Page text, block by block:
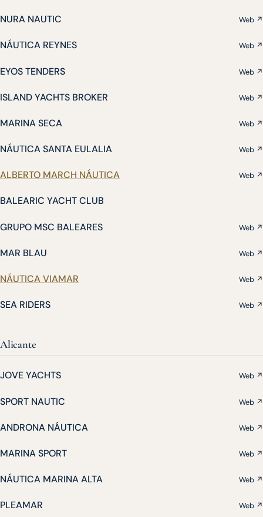
NURA NAUTIC Web ↗
NÁUTICA REYNES Web ↗
EYOS TENDERS Web ↗
ISLAND YACHTS BROKER Web ↗
MARINA SECA Web ↗
NÁUTICA SANTA EULALIA Web ↗
ALBERTO MARCH NÁUTICA Web ↗
BALEARIC YACHT CLUB
GRUPO MSC BALEARES Web ↗
MAR BLAU Web ↗
NÁUTICA VIAMAR Web ↗
SEA RIDERS Web ↗
Alicante
JOVE YACHTS Web ↗
SPORT NAUTIC Web ↗
ANDRONA NÁUTICA Web ↗
MARINA SPORT Web ↗
NÁUTICA MARINA ALTA Web ↗
PLEAMAR Web ↗